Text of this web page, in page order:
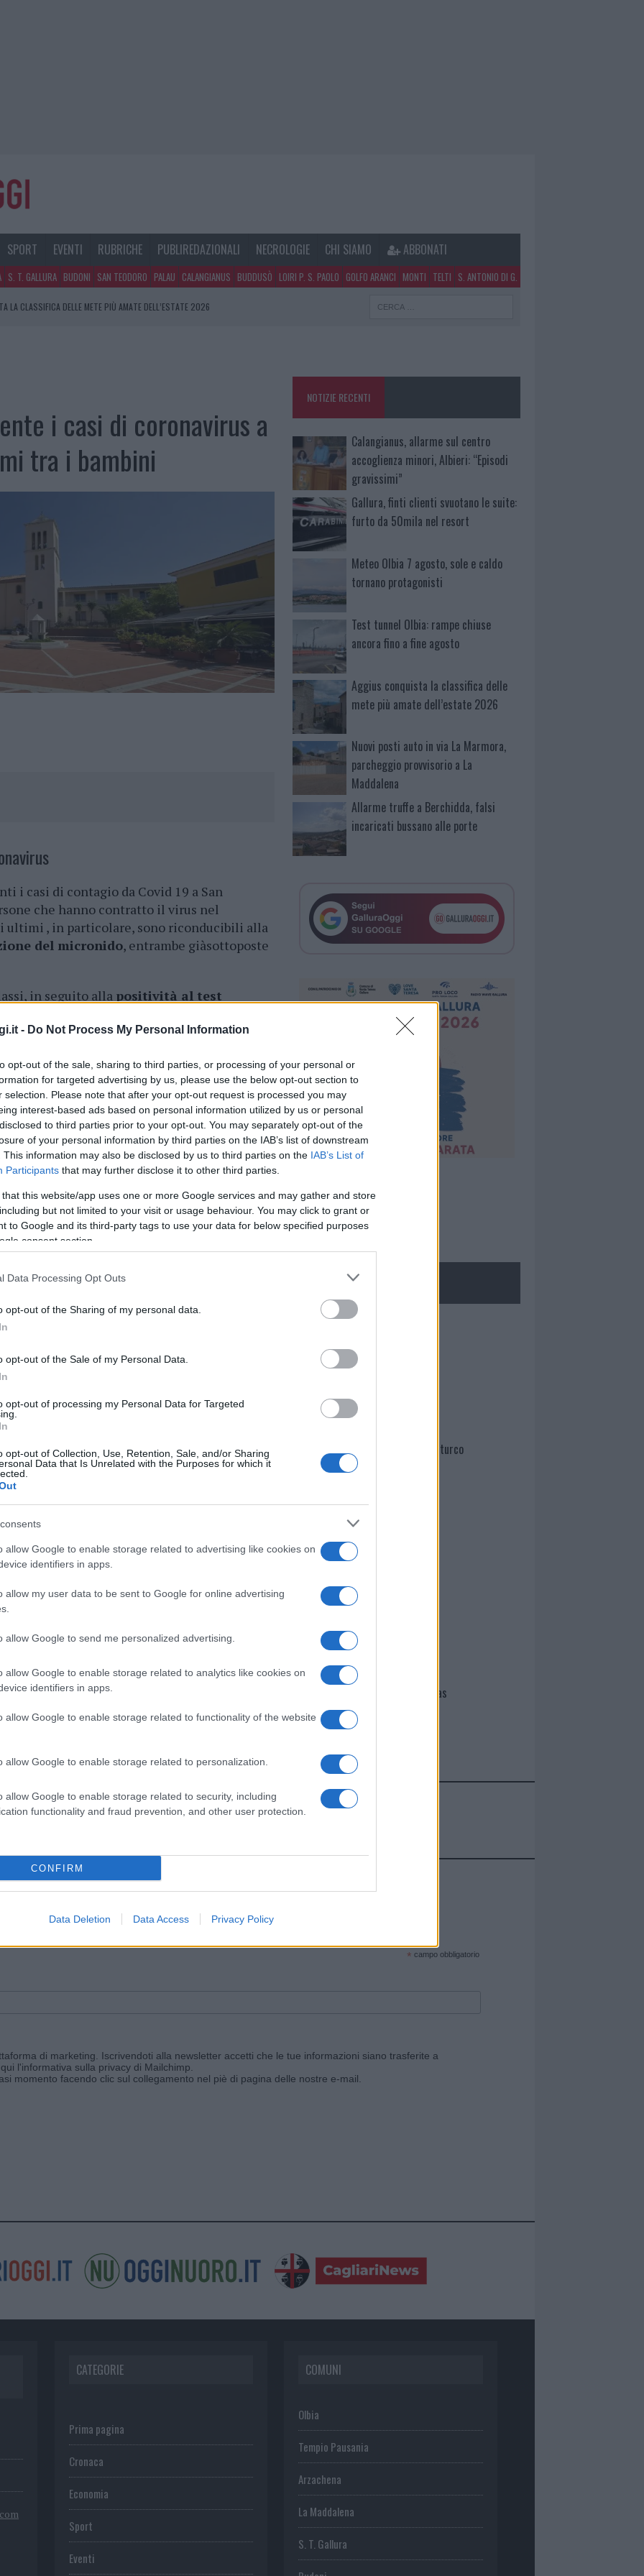
- Do Not Process My Personal Information
opt-out of the sale, sharing to third parties, or processing of your personal or
for targeted advertising by us, please use the below opt-out section to
selection. Please note that after your opt-out request is processed you may
interest-based ads based on personal information utilized by us or personal
to third parties prior to your opt-out. You may separately opt-out of the
of your personal information by third parties on the IAB’s list of downstream
This information may also be disclosed by us to third parties on the IAB’s List of
Participants that may further disclose it to other third parties.
that this website/app uses one or more Google services and may gather and store
but not limited to your visit or usage behaviour. You may click to grant or
to Google and its third-party tags to use your data for below specified purposes
consent section.
Data Processing Opt Outs
opt-out of the Sharing of my personal data.
opt-out of the Sale of my Personal Data.
opt-out of processing my Personal Data for Targeted
opt-out of Collection, Use, Retention, Sale, and/or Sharing
Data that Is Unrelated with the Purposes for which it
allow Google to enable storage related to advertising like cookies on
identifiers in apps.
allow my user data to be sent to Google for online advertising
allow Google to send me personalized advertising.
allow Google to enable storage related to analytics like cookies on
identifiers in apps.
allow Google to enable storage related to functionality of the website
allow Google to enable storage related to personalization.
allow Google to enable storage related to security, including
functionality and fraud prevention, and other user protection.
CONFIRM
Data Deletion Data Access Privacy Policy
SPORT EVENTI RUBRICHE PUBLIREDAZIONALI NECROLOGIE CHI SIAMO ABBONATI
S. T. GALLURA BUDONI SAN TEODORO PALAU CALANGIANUS BUDDUSÒ LOIRI P. S. PAOLO GOLFO ARANCI MONTI TELTI S. ANTONIO DI G.
LA CLASSIFICA DELLE METE PIÙ AMATE DELL’ESTATE 2026
TORNANO PROTAGONISTI
i casi di coronavirus a
tra i bambini
i casi di contagio da Covid 19 a San
che hanno contratto il virus nel
ultimi , in particolare, sono riconducibili alla
del micronido, entrambe giàsottoposte
in seguito alla positività al test
al corpo docentedelle classi III A e B
la sindaco, Rita Deretta, ha provveduto
le medesime classi.
cliccandoqui
nella sezioneLogindal menù del sito o
Prossimo articolo
NOTIZIE RECENTI
Calangianus, allarme sul centro
accoglienza minori, Albieri: “Episodi
gravissimi”
Gallura, finti clienti svuotano le suite:
furto da 50mila nel resort
Meteo Olbia 7 agosto, sole e caldo
tornano protagonisti
Test tunnel Olbia: rampe chiuse
ancora fino a fine agosto
Aggius conquista la classifica delle
mete più amate dell’estate 2026
Nuovi posti auto in via La Marmora,
parcheggio provvisorio a La
Maddalena
Allarme truffe a Berchidda, falsi
incaricati bussano alle porte
NECROLOGIE
Martina Agostina Diturco
I nostri cari
I nostri cari
Giovannimaria Cabras
Invia un Comunicato Stampa|Pubblicità|Segnala
e ricevi le nostre email periodiche contenenti le ultime notizie pubblicate sul sito web!
* campo obbligatorio
di marketing. Iscrivendoti alla newsletter accetti che le tue informazioni siano trasferite a
l'informativa sulla privacy di Mailchimp
momento facendo clic sul collegamento nel piè di pagina delle nostre e-mail.
CATEGORIE
Prima pagina
Cronaca
Economia
Sport
Eventi
COMUNI
Olbia
Tempio Pausania
Arzachena
La Maddalena
S. T. Gallura